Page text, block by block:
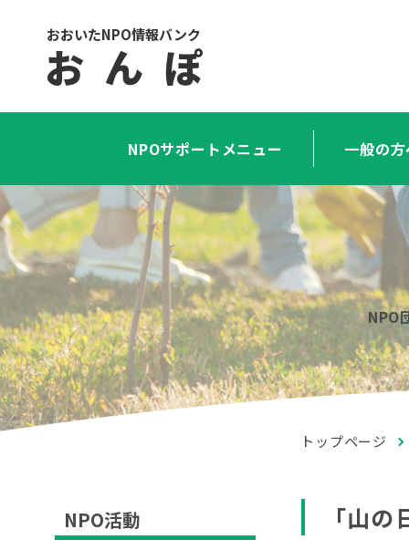
おおいたNPO情報バンク
お ん ぽ
NPOサポートメニュー 一般の
NPO
トップページ
「山
NPO活動